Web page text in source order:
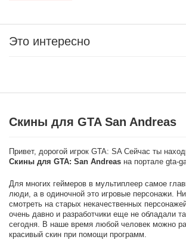
Это интересно
Скины для GTA San Andreas
Привет, дорогой игрок GTA: SA Сейчас ты
Скины для GTA: San Andreas на портале gta-
Для многих геймеров в мультиплеер самое
люди, а в одиночной это игровые персонажи.
смотреть на старых некачественных
очень давно и разработчики еще не обладали
сегодня. В наше время любой человек можно
красивый скин при помощи программ.